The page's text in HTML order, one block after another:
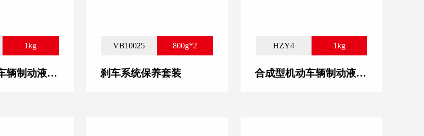
1kg
合成型机动车辆制动液DOT5.1
VB10025 800g*2
刹车系统保养套装
HZY4 1kg
合成型机动车辆制动液DOT4